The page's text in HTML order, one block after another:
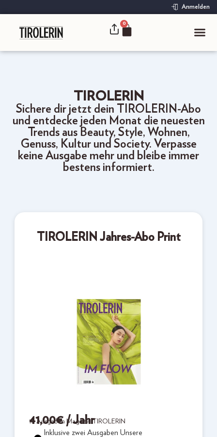
Anmelden
0
TIROLERIN
Sichere dir jetzt dein TIROLERIN-Abo
und entdecke jeden Monat die neuesten
Trends aus Beauty, Style, Wohnen,
Genuss, Kultur und Society. Verpasse
keine Ausgabe mehr und bleibe immer
bestens informiert.
TIROLERIN Jahres-Abo Print
41,00€ / Jahr
10 Ausgaben Magazin TIROLERIN
Inklusive zwei Ausgaben Unsere